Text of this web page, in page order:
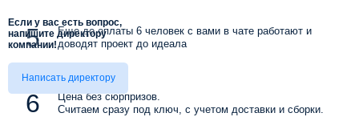
Еще до оплаты 6 человек с вами в чате работают и
доводят проект до идеала
Цена без сюрпризов.
Считаем сразу под ключ, с учетом доставки и сборки.
Если у вас есть вопрос,
напишите директору
компании!
Написать директору